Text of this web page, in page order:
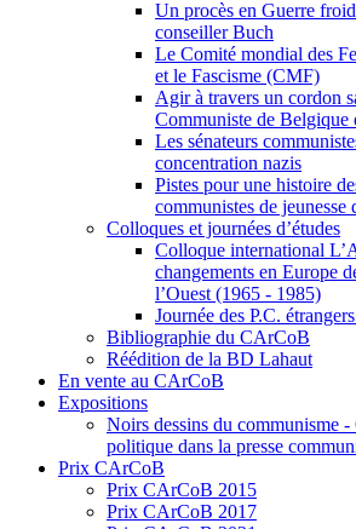
Un procès en Guerre
conseiller Buch
Le Comité mondial des
et le Fascisme (CMF)
Agir à travers un cordon
Communiste de Belgique
Les sénateurs
concentration nazis
Pistes pour une histoire
communistes de
Colloques et journées d’études
Colloque international
changements en Europe
l’Ouest (1965 - 1985)
Journée des P.C.
Bibliographie du CArCoB
Réédition de la BD Lahaut
En vente au CArCoB
Expositions
Noirs dessins du communisme -
politique dans la presse
Prix CArCoB
Prix CArCoB 2015
Prix CArCoB 2017